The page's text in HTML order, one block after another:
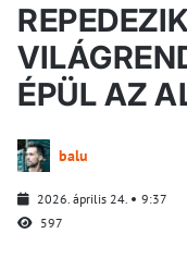
ÉPÜL AZ
balu
2026. április 24.
9:37
597